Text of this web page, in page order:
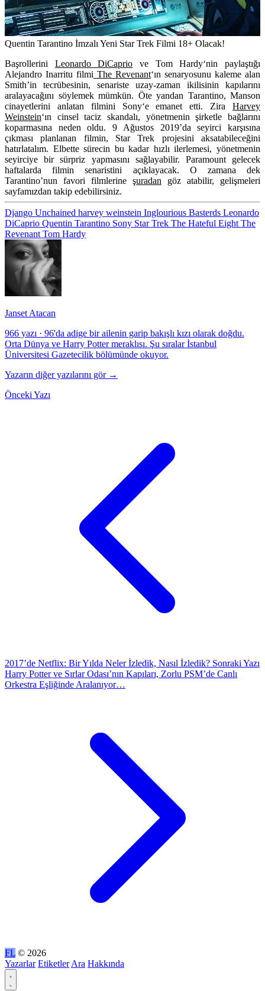
Quentin Tarantino İmzalı Yeni Star Trek Filmi 18+ Olacak!
Başrollerini Leonardo DiCaprio ve Tom Hardy‘nin paylaştığı
Alejandro Inarritu filmi The Revenant‘ın senaryosunu kaleme alan
Smith’in tecrübesinin, senariste uzay-zaman ikilisinin kapılarını
aralayacağını söylemek mümkün. Öte yandan Tarantino, Manson
cinayetlerini anlatan filmini Sony‘e emanet etti. ZiraHarvey
Weinstein‘ın cinsel taciz skandalı, yönetmenin şirketle bağlarını
koparmasına neden oldu. 9 Ağustos 2019’da seyirci karşısına
çıkması planlanan filmin, Star Trek projesini aksatabileceğini
hatırlatalım. Elbette sürecin bu kadar hızlı ilerlemesi, yönetmenin
seyirciye bir sürpriz yapmasını sağlayabilir. Paramountgelecek
haftalarda filmin senaristini açıklayacak. O zamana dek
Tarantino’nun favori filmlerine şuradan göz atabilir, gelişmeleri
sayfamızdan takip edebilirsiniz.
Django Unchained harvey weinstein Inglourious Basterds Leonardo
DiCaprio Quentin Tarantino Sony Star Trek The Hateful Eight The
Revenant Tom Hardy
Janset Atacan
966 yazı · 96'da adige bir ailenin garip bakışlı kızı olarak doğdu.
Orta Dünya ve Harry Potter meraklısı. Şu sıralar İstanbul
Üniversitesi Gazetecilik bölümünde okuyor.
Yazarın diğer yazılarını gör →
Önceki Yazı
2017’de Netflix: Bir Yılda Neler İzledik, Nasıl İzledik? Sonraki Yazı
Harry Potter ve Sırlar Odası’nın Kapıları, Zorlu PSM’de Canlı
Orkestra Eşliğinde Aralanıyor…
FL © 2026
Yazarlar Etiketler Ara Hakkında